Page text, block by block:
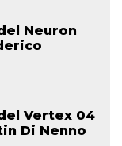
Neuron
Vertex 04
Di Nenno